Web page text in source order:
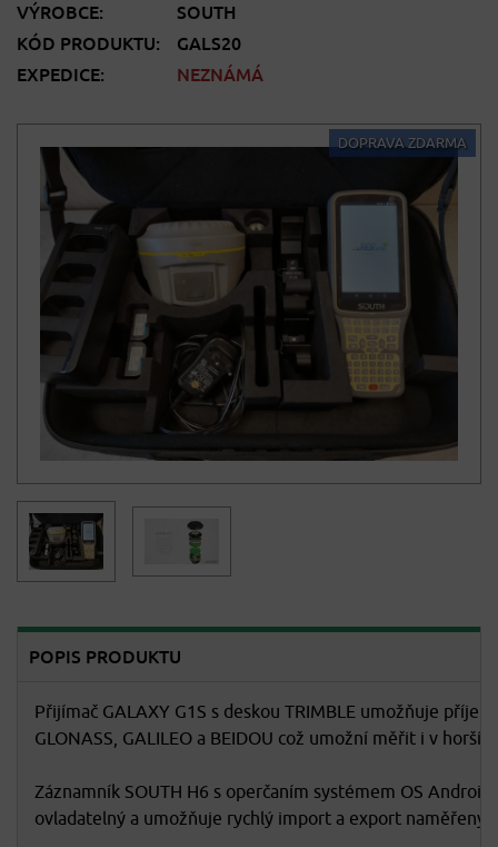
DOPRAVA ZDARMA
VÝROBCE:
SOUTH
KÓD PRODUKTU:
GALS20
EXPEDICE:
NEZNÁMÁ
POPIS PRODUKTU
Přijímač GALAXY G1S s deskou TRIMBLE umožňuje příjem
GLONASS, GALILEO a BEIDOU což umožní měřit i v
Záznamník SOUTH H6 s operčaním systémem OS Android
ovladatelný a umožňuje rychlý import a export